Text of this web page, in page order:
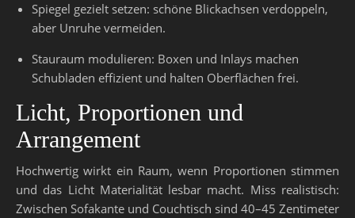
Spiegel gezielt setzen: schöne Blickachsen verdoppeln,
aber Unruhe vermeiden.
Stauraum modulieren: Boxen und Inlays machen
Schubladen effizient und halten Oberflächen frei.
Licht, Proportionen und
Arrangement
Hochwertig wirkt ein Raum, wenn Proportionen stimmen
und das Licht Materialität lesbar macht. Miss realistisch:
Zwischen Sofakante und Couchtisch sind 40–45 Zentimeter